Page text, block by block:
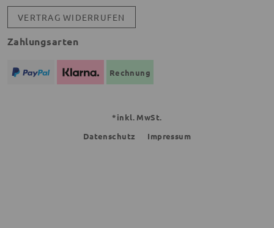
VERTRAG WIDERRUFEN
Zahlungsarten
Rechnung
*inkl. MwSt.
Datenschutz
Impressum